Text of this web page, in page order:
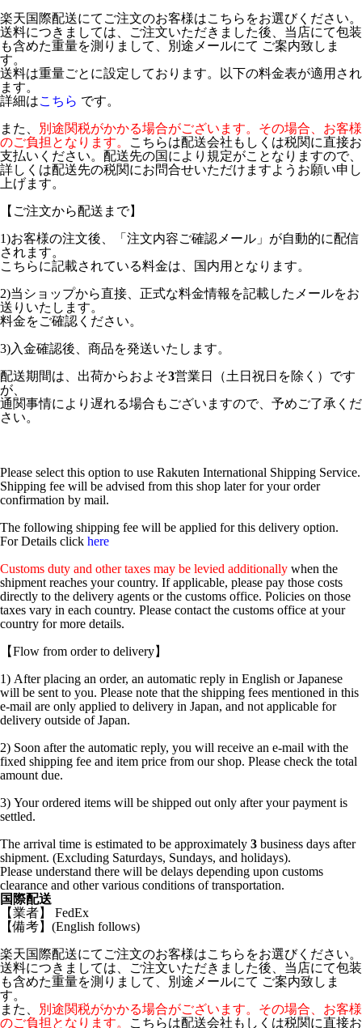
楽天国際配送にてご注文のお客様はこちらをお選びください。
送料につきましては、ご注文いただきました後、当店にて包装
も含めた重量を測りまして、別途メールにて ご案内致しま
す。
送料は重量ごとに設定しております。以下の料金表が適用され
ます。
詳細はこちら です。
また、
別途関税がかかる場合がございます。その場合、お客様
のご負担となります。
こちらは配送会社もしくは税関に直接お
支払いください。配送先の国により規定がことなりますので、
詳しくは配送先の税関にお問合せいただけますようお願い申し
上げます。
【ご注文から配送まで】
1)お客様の注文後、「注文内容ご確認メール」が自動的に配信
されます。
こちらに記載されている料金は、国内用となります。
2)当ショップから直接、正式な料金情報を記載したメールをお
送りいたします。
料金をご確認ください。
3)入金確認後、商品を発送いたします。
配送期間は、出荷からおよそ3営業日（土日祝日を除く）です
が、
通関事情により遅れる場合もございますので、予めご了承くだ
さい。
Please select this option to use Rakuten International Shipping Service.
Shipping fee will be advised from this shop later for your order
confirmation by mail.
The following shipping fee will be applied for this delivery option.
For Details click here
Customs duty and other taxes may be levied additionally when the
shipment reaches your country. If applicable, please pay those costs
directly to the delivery agents or the customs office. Policies on those
taxes vary in each country. Please contact the customs office at your
country for more details.
【Flow from order to delivery】
1) After placing an order, an automatic reply in English or Japanese
will be sent to you. Please note that the shipping fees mentioned in this
e-mail are only applied to delivery in Japan, and not applicable for
delivery outside of Japan.
2) Soon after the automatic reply, you will receive an e-mail with the
fixed shipping fee and item price from our shop. Please check the total
amount due.
3) Your ordered items will be shipped out only after your payment is
settled.
The arrival time is estimated to be approximately 3 business days after
shipment. (Excluding Saturdays, Sundays, and holidays).
Please understand there will be delays depending upon customs
clearance and other various conditions of transportation.
国際配送
【業者】 FedEx
【備考】(English follows)
楽天国際配送にてご注文のお客様はこちらをお選びください。
送料につきましては、ご注文いただきました後、当店にて包装
も含めた重量を測りまして、別途メールにて ご案内致しま
す。
また、
別途関税がかかる場合がございます。その場合、お客様
のご負担となります。
こちらは配送会社もしくは税関に直接お